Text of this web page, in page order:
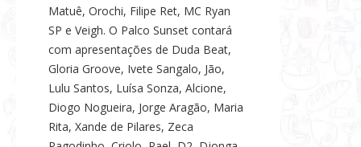
Matuê, Orochi, Filipe Ret, MC Ryan
SP e Veigh. O Palco Sunset contará
com apresentações de Duda Beat,
Gloria Groove, Ivete Sangalo, Jão,
Lulu Santos, Luísa Sonza, Alcione,
Diogo Nogueira, Jorge Aragão, Maria
Rita, Xande de Pilares, Zeca